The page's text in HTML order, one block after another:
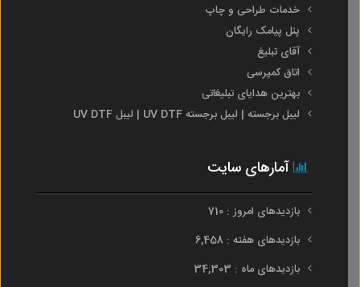
خدمات طراحی و چاپ
پنل پیامک رایگان
آقای تبلیغ
اتاق کمپرسی
بهترین هدایای تبلیغاتی
لیبل برجسته | لیبل برجسته UV DTF | لیبل UV DTF
آمارهای سایت
بازدیدهای امروز : 710
بازدیدهای هفته : 6,458
بازدیدهای ماه : 34,303